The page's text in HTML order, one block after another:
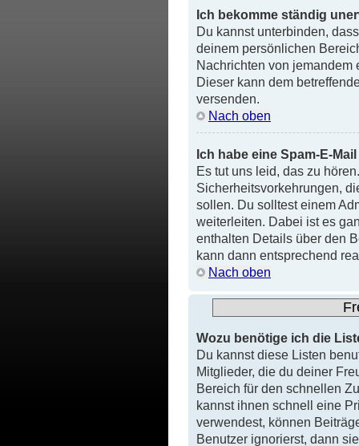
Ich bekomme ständig
Du kannst unterbinden,
deinem persönlichen
Nachrichten von jemandem
Dieser kann dem
versenden.
Nach oben
Ich habe eine Spam-E-
Es tut uns leid, das zu
Sicherheitsvorkehrungen,
sollen. Du solltest einem
weiterleiten. Dabei ist es
enthalten Details über den
kann dann entsprechend
Nach oben
Wozu benötige ich die
Du kannst diese Listen
Mitglieder, die du deiner
Bereich für den schnellen
kannst ihnen schnell eine
verwendest, können
Benutzer ignorierst, dann